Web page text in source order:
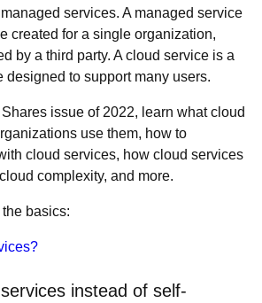
services. A managed service
created for a single organization,
by a third party. A cloud service is a
designed to support many users.
Shares issue of 2022, learn what cloud
use them, how to
cloud services, how cloud services
complexity, and more.
the basics:
instead of self-